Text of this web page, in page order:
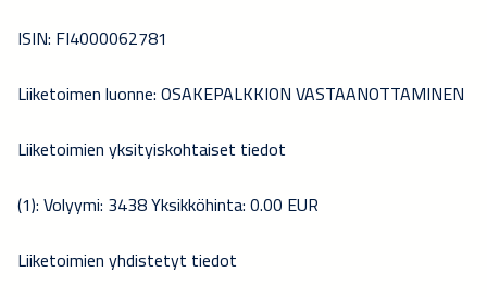
ISIN: FI4000062781
Liiketoimen luonne: OSAKEPALKKION VASTAANOTTAMINEN
Liiketoimien yksityiskohtaiset tiedot
(1): Volyymi: 3438 Yksikköhinta: 0.00 EUR
Liiketoimien yhdistetyt tiedot